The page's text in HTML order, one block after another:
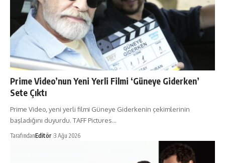
Prime Video’nun Yeni Yerli Filmi ‘Güneye Giderken’
Sete Çıktı
Prime Video, yeni yerli filmi Güneye Giderkenin çekimlerinin
başladığını duyurdu. TAFF Pictures…
TarafındanEditör 3 Ağu 2026